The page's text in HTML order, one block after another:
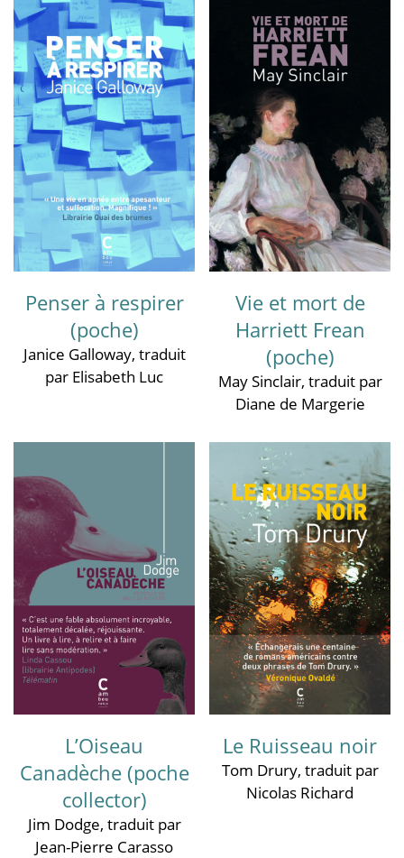
Penser à respirer
(poche)
Janice Galloway, traduit
par Elisabeth Luc
Vie et mort de
Harriett Frean
(poche)
May Sinclair, traduit par
Diane de Margerie
L’Oiseau
Canadèche (poche
collector)
Jim Dodge, traduit par
Jean-Pierre Carasso
Le Ruisseau noir
Tom Drury, traduit par
Nicolas Richard